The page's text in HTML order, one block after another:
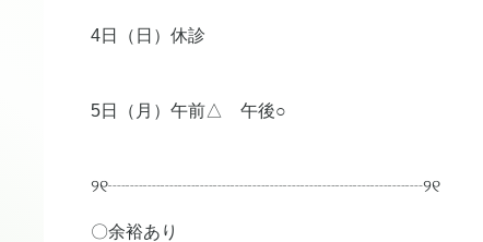
4日（日）休診
5日（月）午前△ 午後○
୨୧┈┈┈┈┈┈┈┈┈┈┈┈┈┈┈┈┈┈୨୧
〇余裕あり